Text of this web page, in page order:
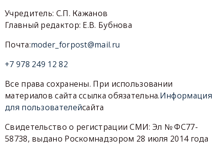
Учредитель: С.П. Кажанов
Главный редактор: Е.В. Бубнова
Почта:moder_forpost@mail.ru
+7 978 249 12 82
Все права сохранены. При использовании
материалов сайта ссылка обязательна.Информация
для пользователейсайта
Свидетельство о регистрации СМИ: Эл № ФС77-
58738, выдано Роскомнадзором 28 июля 2014 года